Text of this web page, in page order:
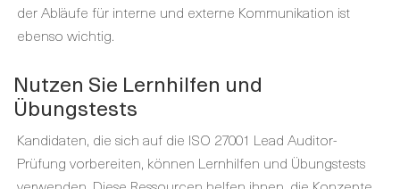
der Abläufe für interne und externe Kommunikation ist
ebenso wichtig.
Nutzen Sie Lernhilfen und
Übungstests
Kandidaten, die sich auf die ISO 27001 Lead Auditor-
Prüfung vorbereiten, können Lernhilfen und Übungstests